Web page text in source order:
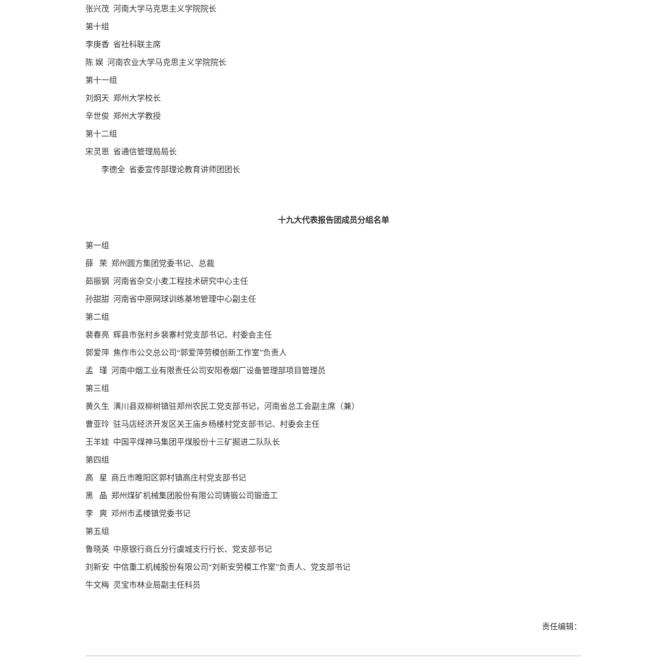
张兴茂 河南大学马克思主义学院院长
第十组
李庚香 省社科联主席
陈 娱 河南农业大学马克思主义学院院长
第十一组
刘炯天 郑州大学校长
辛世俊 郑州大学教授
第十二组
宋灵恩 省通信管理局局长
李德全 省委宣传部理论教育讲师团团长
十九大代表报告团成员分组名单
第一组
薛 荣 郑州圆方集团党委书记、总裁
茹振钢 河南省杂交小麦工程技术研究中心主任
孙甜甜 河南省中原网球训练基地管理中心副主任
第二组
裴春亮 辉县市张村乡裴寨村党支部书记、村委会主任
郭爱萍 焦作市公交总公司“郭爱萍劳模创新工作室”负责人
孟 瑾 河南中烟工业有限责任公司安阳卷烟厂设备管理部项目管理员
第三组
黄久生 潢川县双柳树镇驻郑州农民工党支部书记，河南省总工会副主席（兼）
曹亚玲 驻马店经济开发区关王庙乡杨楼村党支部书记、村委会主任
王羊娃 中国平煤神马集团平煤股份十三矿掘进二队队长
第四组
高 星 商丘市睢阳区郭村镇高庄村党支部书记
黑 晶 郑州煤矿机械集团股份有限公司铸锻公司锻造工
李 爽 邓州市孟楼镇党委书记
第五组
鲁晓英 中原银行商丘分行虞城支行行长、党支部书记
刘新安 中信重工机械股份有限公司“刘新安劳模工作室”负责人、党支部书记
牛文梅 灵宝市林业局副主任科员
责任编辑：